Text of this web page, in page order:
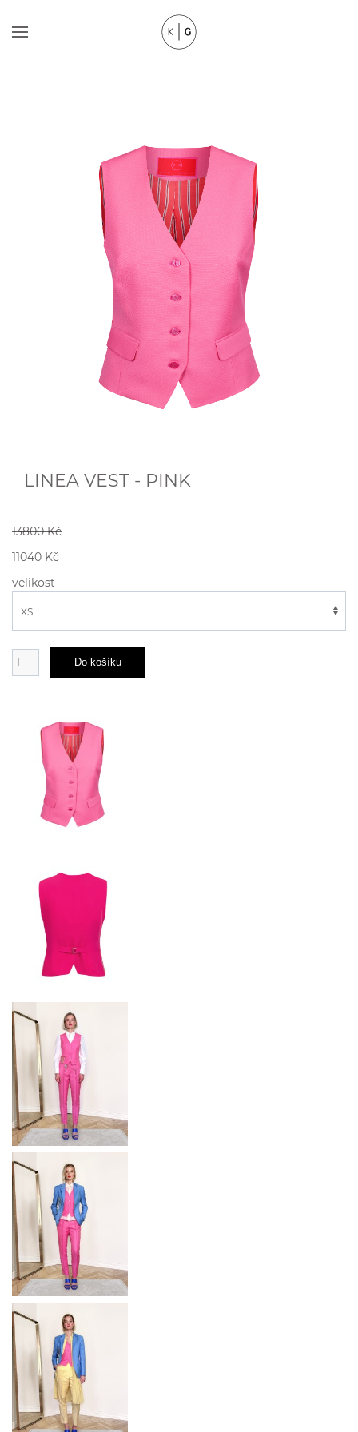
LINEA VEST - PINK
13800 Kč
11040 Kč
velikost